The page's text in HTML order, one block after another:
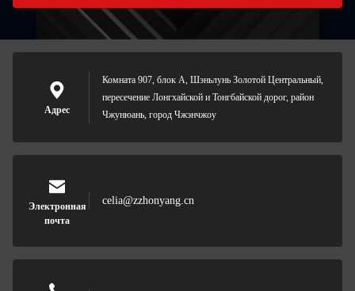
Адрес
Комната 907, блок А, Шэньлунь Золотой Центральный,
пересечение Лонгхайской и Тонгбайской дорог, район
Чжунюань, город Чжэнчжоу
Электронная
почта
celia@zzhonyang.cn